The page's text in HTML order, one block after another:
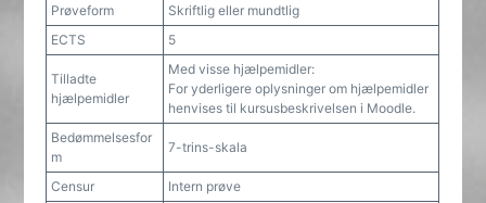
Prøveform
Skriftlig eller mundtlig
ECTS
5
Tilladte
hjælpemidler
Med visse hjælpemidler:
For yderligere oplysninger om hjælpemidler
henvises til kursusbeskrivelsen i Moodle.
Bedømmelsesfor
m
7-trins-skala
Censur
Intern prøve